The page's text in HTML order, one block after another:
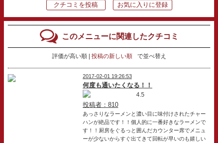
クチコミを投稿 お気に入りに登録
このメニューに関連したクチコミ
評価が高い順 投稿の新しい順 で並べ替え
2017-02-01 19:26:53
何度も通いたくなる！！
4.5
投稿者：810
あっさりなラーメンと濃い目に味付けされたチャー
ハンが絶品です！！個人的に一番好きなラーメンで
す！！厨房をぐるっと囲んだカウンター席でメニュ
ーが少ないからすぐ出てきて回転が早いのも嬉しい